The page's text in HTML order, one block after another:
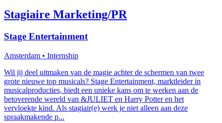
Stagiaire Marketing/PR
Stage Entertainment
Amsterdam • Internship
Wil jij deel uitmaken van de magie achter de schermen van twee
grote nieuwe top musicals? Stage Entertainment, marktleider in
musicalproducties, biedt een unieke kans om te werken aan de
betoverende wereld van &JULIET en Harry Potter en het
vervloekte kind. Als stagiair(e) werk je niet alleen aan deze
spraakmakende p...